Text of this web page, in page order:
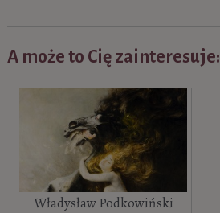
A może to Cię zainteresuje:
Władysław Podkowiński